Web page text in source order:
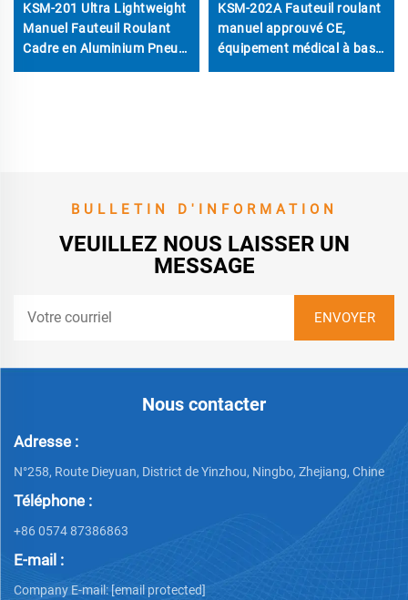
KSM-201 Ultra Lightweight
Manuel Fauteuil Roulant
Cadre en Aluminium Pneus
Solides de 22 Pouces
KSM-202A Fauteuil roulant
manuel approuvé CE,
équipement médical à bas
prix pour les personnes
BULLETIN D'INFORMATION
VEUILLEZ NOUS LAISSER UN
MESSAGE
Nous contacter
Adresse :
N°258, Route Dieyuan, District de Yinzhou, Ningbo, Zhejiang, Chine
Téléphone :
+86 0574 87386863
E-mail :
Company E-mail:[email protected]